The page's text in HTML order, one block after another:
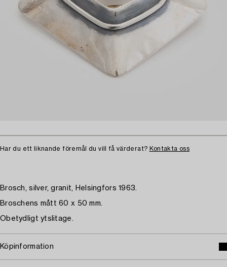
Har du ett liknande föremål du vill få värderat? Kontakta oss
Brosch, silver, granit, Helsingfors 1963.
Broschens mått 60 x 50 mm.
Obetydligt ytslitage.
Köpinformation